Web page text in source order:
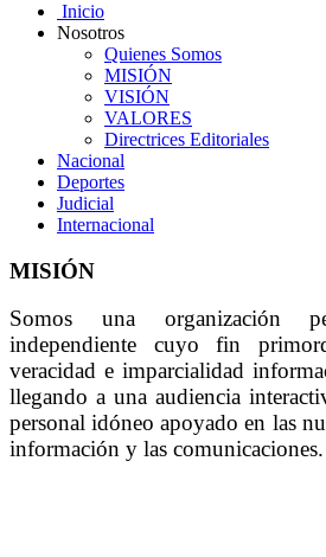
Inicio
Nosotros
Quienes Somos
MISIÓN
VISIÓN
VALORES
Directrices Editoriales
Nacional
Deportes
Judicial
Internacional
MISIÓN
Somos una organización
independiente cuyo fin
veracidad e imparcialidad
llegando a una audiencia
personal idóneo apoyado en las
información y las comunicaciones.